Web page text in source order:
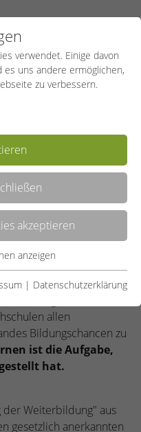
der gesetzlichen
(„WbG“) des
Dieses Gesetz regelt
mit dem Ziel, auch
allen
Bildungschancen zu
ist die Aufgabe,
hat.
der Weiterbildung" aus
gesetzlich anerkannten
verwendet. Einige davon
uns andere ermöglichen,
zu verbessern.
akzeptieren
Funktionen der
Cookie-
anzeigen
die Nutzererfahrung der
anzeigen
| Datenschutzerklärung